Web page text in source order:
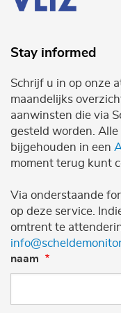
Stay informed
Schrijf u in op onze
maandelijks
aanwinsten die via
gesteld worden.
bijgehouden in een
moment terug kunt
Via onderstaande
op deze service.
omtrent te
naam